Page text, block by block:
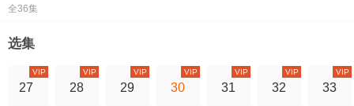
全36集
选集
27
VIP
28
VIP
29
VIP
30
VIP
31
VIP
32
VIP
33
VIP